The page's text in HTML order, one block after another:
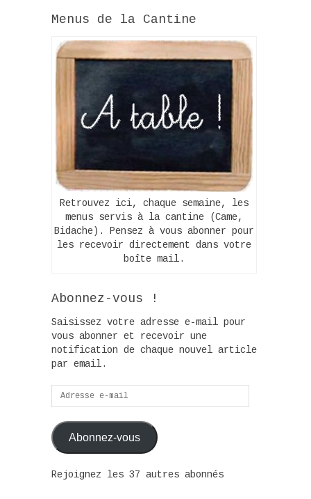
Menus de la Cantine
Retrouvez ici, chaque semaine, les
menus servis à la cantine (Came,
Bidache). Pensez à vous abonner pour
les recevoir directement dans votre
boîte mail.
Abonnez-vous !
Saisissez votre adresse e-mail pour
vous abonner et recevoir une
notification de chaque nouvel article
par email.
Adresse
e-
mail
Abonnez-vous
Rejoignez les 37 autres abonnés